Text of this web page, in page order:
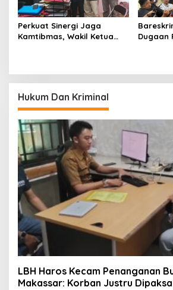
Perkuat Sinergi Jaga
Kamtibmas, Wakil Ketua
Dugaan
Hukum Dan Kriminal
LBH Haros Kecam Penanganan
Makassar: Korban Justru